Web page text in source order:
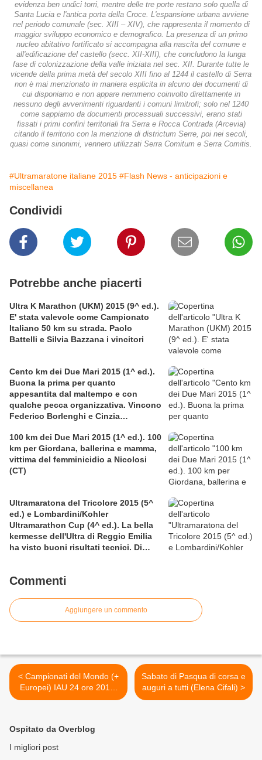
evidenza ben undici torri, mentre delle tre porte restano solo quella di
Santa Lucia e l'antica porta della Croce. L'espansione urbana avviene
nel periodo comunale (sec. XIII – XIV), che rappresenta il momento di
maggior sviluppo economico e demografico. La presenza di un primo
nucleo abitativo fortificato si accompagna alla nascita del comune e
all'edificazione del castello (secc. XII-XIII), che concludono la lunga
fase di colonizzazione della valle iniziata nel sec. XII. Durante tutte le
vicende della prima metà del secolo XIII fino al 1244 il castello di Serra
non è mai menzionato in maniera esplicita in alcuno dei documenti di
cui disponiamo e non appare nemmeno coinvolto direttamente in
nessuno degli avvenimenti riguardanti i comuni limitrofi; solo nel 1240
come sappiamo da documenti processuali successivi, erano stati
fissati i primi confini territoriali fra Serra e Rocca Contrada (Arcevia)
citando il territorio con la menzione di districtum Serre, poi nei secoli,
quasi come sinonimi, vennero utilizzati Serra Comitum e Serra Comitis.
#Ultramaratone italiane 2015 #Flash News - anticipazioni e
miscellanea
Condividi
Potrebbe anche piacerti
Ultra K Marathon (UKM) 2015 (9^ ed.).
E' stata valevole come Campionato
Italiano 50 km su strada. Paolo
Battelli e Silvia Bazzana i vincitori
Cento km dei Due Mari 2015 (1^ ed.).
Buona la prima per quanto
appesantita dal maltempo e con
qualche pecca organizzativa. Vincono
Federico Borlenghi e Cinzia
100 km dei Due Mari 2015 (1^ ed.). 100
km per Giordana, ballerina e mamma,
vittima del femminicidio a Nicolosi
(CT)
Ultramaratona del Tricolore 2015 (5^
ed.) e Lombardini/Kohler
Ultramarathon Cup (4^ ed.). La bella
kermesse dell'Ultra di Reggio Emilia
ha visto buoni risultati tecnici. Di
Commenti
Aggiungere un commento
< Campionati del Mondo (+
Europei) IAU 24 ore 2015.
Ecco gli atleti convovati che
Sabato di Pasqua di corsa e
auguri a tutti (Elena Cifali) >
Ospitato da Overblog
I migliori post